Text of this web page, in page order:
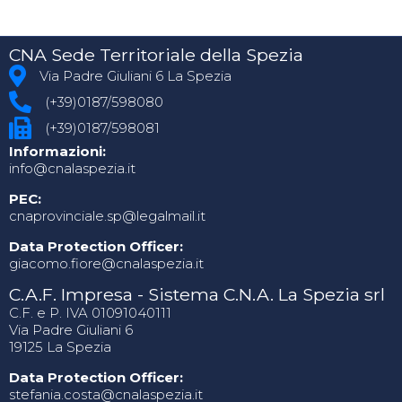
CNA Sede Territoriale della Spezia
Via Padre Giuliani 6 La Spezia
(+39)0187/598080
(+39)0187/598081
Informazioni:
info@cnalaspezia.it
PEC:
cnaprovinciale.sp@legalmail.it
Data Protection Officer:
giacomo.fiore@cnalaspezia.it
C.A.F. Impresa - Sistema C.N.A. La Spezia srl
C.F. e P. IVA 01091040111
Via Padre Giuliani 6
19125 La Spezia
Data Protection Officer:
stefania.costa@cnalaspezia.it